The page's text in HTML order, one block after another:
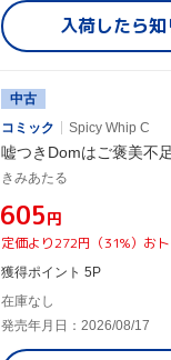
入荷したら知
中古
コミック
Spicy Whip C
嘘つきDomはご褒美不
きみあたる
¥605円
定価より272円（31%）おト
獲得ポイント 5P
在庫なし
発売年月日：2026/08/17